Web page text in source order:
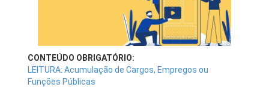
CONTEÚDO OBRIGATÓRIO:
LEITURA: Acumulação de Cargos, Empregos ou
Funções Públicas